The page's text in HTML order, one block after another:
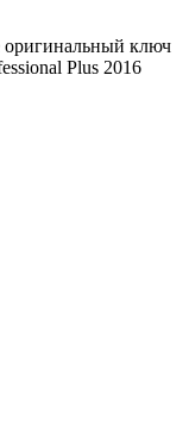
оригинальный ключ
Plus 2016